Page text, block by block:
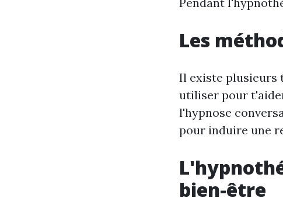
Les
Il existe plusieurs
utiliser pour
l'hypnose
pour induire une
bien-être